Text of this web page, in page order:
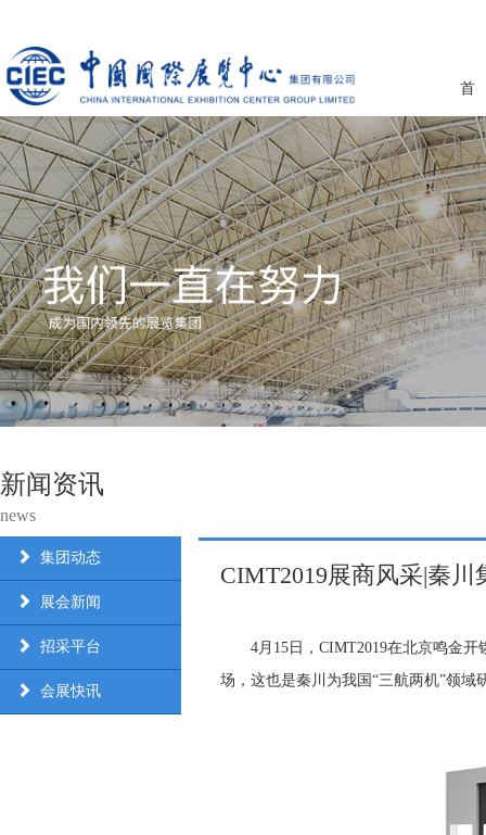
首
新闻资讯
news
集团动态
展会新闻
招采平台
会展快讯
CIMT2019展商风采|秦
4月15日，CIMT2019在北京鸣金开
场，这也是秦川为我国“三航两机”领域